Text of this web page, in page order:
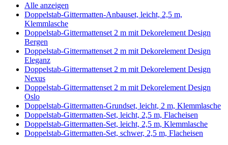
Alle anzeigen
Doppelstab-Gittermatten-Anbauset, leicht, 2,5 m,
Klemmlasche
Doppelstab-Gittermattenset 2 m mit Dekorelement Design
Bergen
Doppelstab-Gittermattenset 2 m mit Dekorelement Design
Eleganz
Doppelstab-Gittermattenset 2 m mit Dekorelement Design
Nexus
Doppelstab-Gittermattenset 2 m mit Dekorelement Design
Oslo
Doppelstab-Gittermatten-Grundset, leicht, 2 m, Klemmlasche
Doppelstab-Gittermatten-Set, leicht, 2,5 m, Flacheisen
Doppelstab-Gittermatten-Set, leicht, 2,5 m, Klemmlasche
Doppelstab-Gittermatten-Set, schwer, 2,5 m, Flacheisen